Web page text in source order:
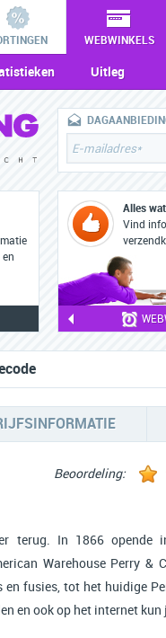
WEBWINKELS
Uitleg
Alles
Vind
Beoordeling:
terug. In 1866 opende
Warehouse Perry &
fusies, tot het huidige
en ook op het internet